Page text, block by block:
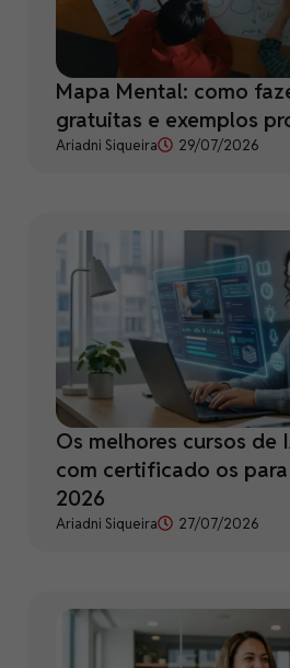
Mapa Mental: como
gratuitas e exemplos
Ariadni Siqueira 29/07/2026
Os melhores cursos de
com certificado os
2026
Ariadni Siqueira 27/07/2026